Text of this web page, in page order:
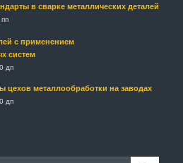
в сварке металлических деталей
с применением
систем
дп
цехов металлообработки на заводах
дп